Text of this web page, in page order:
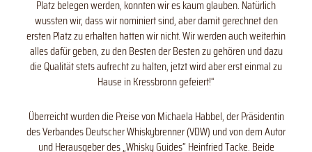
Platz belegen werden, konnten wir es kaum glauben. Natürlich
wussten wir, dass wir nominiert sind, aber damit gerechnet den
ersten Platz zu erhalten hatten wir nicht. Wir werden auch weiterhin
alles dafür geben, zu den Besten der Besten zu gehören und dazu
die Qualität stets aufrecht zu halten, jetzt wird aber erst einmal zu
Hause in Kressbronn gefeiert!“
Überreicht wurden die Preise von Michaela Habbel, der Präsidentin
des Verbandes Deutscher Whiskybrenner (VDW) und von dem Autor
und Herausgeber des „Whisky Guides“ Heinfried Tacke. Beide